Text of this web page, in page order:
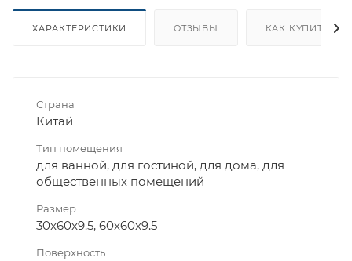
ХАРАКТЕРИСТИКИ ОТЗЫВЫ КАК КУПИТЬ
Страна
Китай
Тип помещения
для ванной, для гостиной, для дома, для
общественных помещений
Размер
30x60x9.5, 60x60x9.5
Поверхность